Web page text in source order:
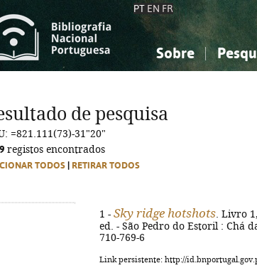
PT EN FR
Sobre
Ciências sociais...
Ciências sociais...
de pesquisa
=821.111(73)-31"20"
registos encontrados
TODOS RETIRAR TODOS
1 - Sky ridge hotshots . Livro
ed. - São Pedro do Estoril : Chá
710-769-6
Link persistente: http://